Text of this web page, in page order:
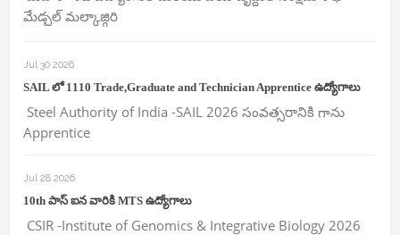
మేడ్చల్ మల్కాజ్గిరి
Jul 30 2026
SAIL లో 1110 Trade,Graduate and Technician Apprentice ఉద్యోగాలు
Steel Authority of India -SAIL 2026 సంవత్సరానికి గాను
Apprentice
Jul 28 2026
10th పాస్ ఐన వారికి MTS ఉద్యోగాలు
CSIR -Institute of Genomics & Integrative Biology 2026